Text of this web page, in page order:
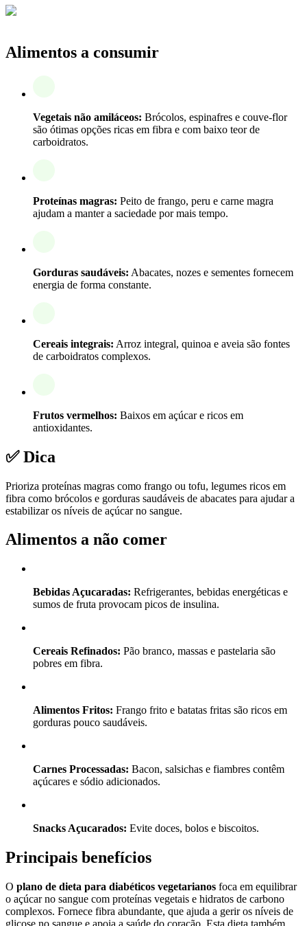
Alimentos a consumir
Vegetais não amiláceos: Brócolos, espinafres e couve-flor
são ótimas opções ricas em fibra e com baixo teor de
carboidratos.
Proteínas magras: Peito de frango, peru e carne magra
ajudam a manter a saciedade por mais tempo.
Gorduras saudáveis: Abacates, nozes e sementes fornecem
energia de forma constante.
Cereais integrais: Arroz integral, quinoa e aveia são fontes
de carboidratos complexos.
Frutos vermelhos: Baixos em açúcar e ricos em
antioxidantes.
✅ Dica
Prioriza proteínas magras como frango ou tofu, legumes ricos em
fibra como brócolos e gorduras saudáveis de abacates para ajudar a
estabilizar os níveis de açúcar no sangue.
Alimentos a não comer
Bebidas Açucaradas: Refrigerantes, bebidas energéticas e
sumos de fruta provocam picos de insulina.
Cereais Refinados: Pão branco, massas e pastelaria são
pobres em fibra.
Alimentos Fritos: Frango frito e batatas fritas são ricos em
gorduras pouco saudáveis.
Carnes Processadas: Bacon, salsichas e fiambres contêm
açúcares e sódio adicionados.
Snacks Açucarados: Evite doces, bolos e biscoitos.
Principais benefícios
O plano de dieta para diabéticos vegetarianos foca em equilibrar
o açúcar no sangue com proteínas vegetais e hidratos de carbono
complexos. Fornece fibra abundante, que ajuda a gerir os níveis de